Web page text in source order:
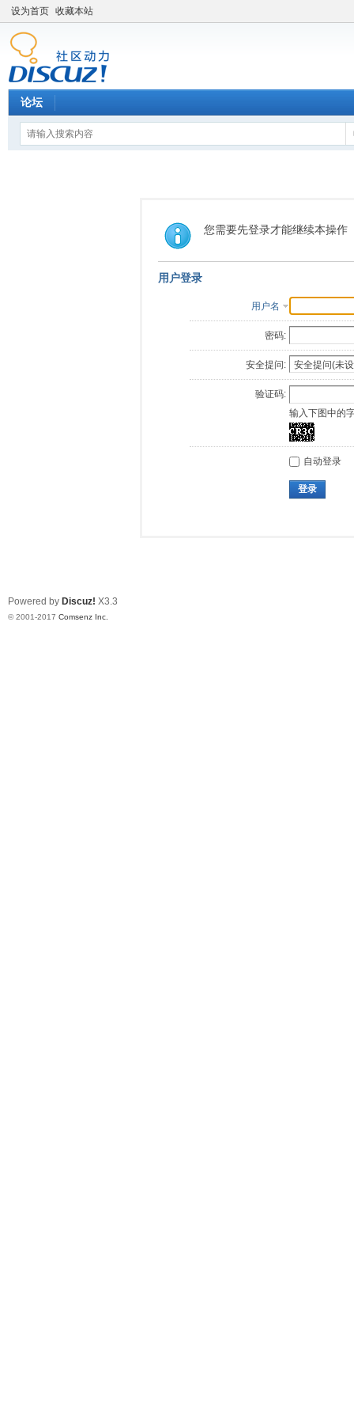
设为首页 收藏本站
论坛
您需要先登录才能继续本操作
用户登录
用户名
密码:
安全提问:
验证码:
输入下图中的
自动登录
登录
Powered by Discuz! X3.3
© 2001-2017 Comsenz Inc.